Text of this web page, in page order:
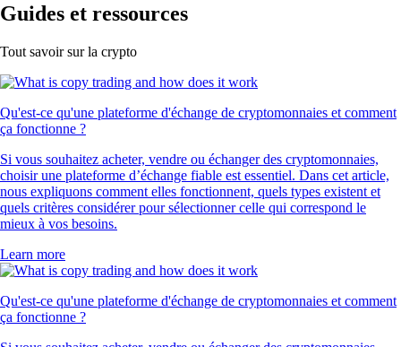
Guides et ressources
Tout savoir sur la crypto
Qu'est-ce qu'une plateforme d'échange de cryptomonnaies et comment
ça fonctionne ?
Si vous souhaitez acheter, vendre ou échanger des cryptomonnaies,
choisir une plateforme d’échange fiable est essentiel. Dans cet article,
nous expliquons comment elles fonctionnent, quels types existent et
quels critères considérer pour sélectionner celle qui correspond le
mieux à vos besoins.
Learn more
Qu'est-ce qu'une plateforme d'échange de cryptomonnaies et comment
ça fonctionne ?